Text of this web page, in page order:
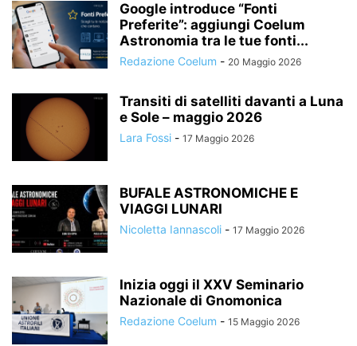
Google introduce “Fonti
Preferite”: aggiungi Coelum
Astronomia tra le tue fonti...
Redazione Coelum - 20 Maggio 2026
Transiti di satelliti davanti a Luna
e Sole – maggio 2026
Lara Fossi - 17 Maggio 2026
BUFALE ASTRONOMICHE E
VIAGGI LUNARI
Nicoletta Iannascoli - 17 Maggio 2026
Inizia oggi il XXV Seminario
Nazionale di Gnomonica
Redazione Coelum - 15 Maggio 2026